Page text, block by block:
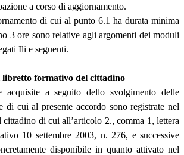
a corso di aggiornamento.
di cui al punto 6.1 ha durata minima
3 ore sono relative agli argomenti dei moduli
Ili e seguenti.
libretto formativo del cittadino
acquisite a seguito dello svolgimento delle
di cui al presente accordo sono registrate nel
di cui all’articolo 2., comma 1, lettera
10 settembre 2003, n. 276, e successive
disponibile in quanto attivato nel